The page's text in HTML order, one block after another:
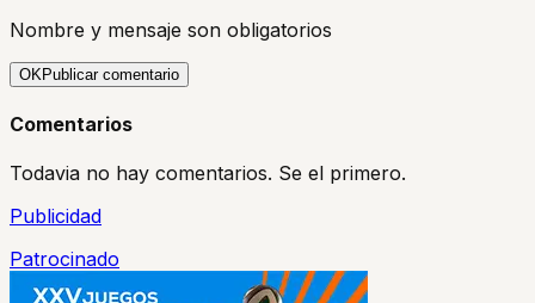
Nombre y mensaje son obligatorios
OKPublicar comentario
Comentarios
Todavia no hay comentarios. Se el primero.
Publicidad
Patrocinado